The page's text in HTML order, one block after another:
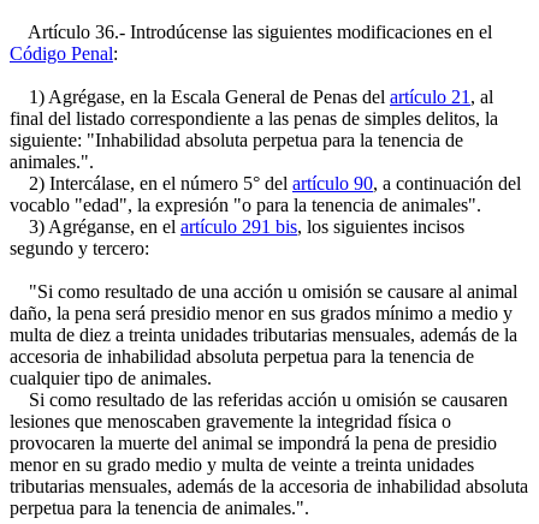
Artículo 36.- Introdúcense las siguientes modificaciones en el
Código Penal:
1) Agrégase, en la Escala General de Penas del artículo 21 , al
final del listado correspondiente a las penas de simples delitos, la
siguiente: "Inhabilidad absoluta perpetua para la tenencia de
animales.".
2) Intercálase, en el número 5° del artículo 90, a continuación del
vocablo "edad", la expresión "o para la tenencia de animales".
3) Agréganse, en el artículo 291 bis, los siguientes incisos
segundo y tercero:
"Si como resultado de una acción u omisión se causare al animal
daño, la pena será presidio menor en sus grados mínimo a medio y
multa de diez a treinta unidades tributarias mensuales, además de la
accesoria de inhabilidad absoluta perpetua para la tenencia de
cualquier tipo de animales.
Si como resultado de las referidas acción u omisión se causaren
lesiones que menoscaben gravemente la integridad física o
provocaren la muerte del animal se impondrá la pena de presidio
menor en su grado medio y multa de veinte a treinta unidades
tributarias mensuales, además de la accesoria de inhabilidad absoluta
perpetua para la tenencia de animales.".